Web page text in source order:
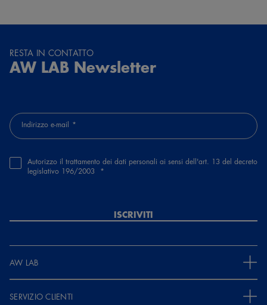
RESTA IN CONTATTO
AW LAB Newsletter
Indirizzo e-mail
Autorizzo il trattamento dei dati personali ai sensi dell'art. 13 del decreto
legislativo 196/2003
ISCRIVITI
AW LAB
SERVIZIO CLIENTI